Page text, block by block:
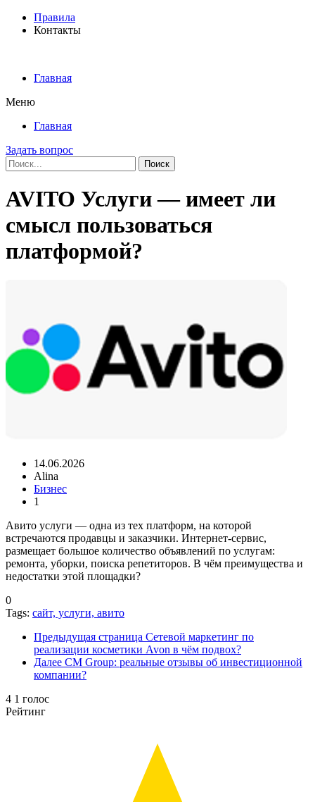
Правила
Контакты
Главная
Меню
Главная
Задать вопрос
Поиск
AVITO Услуги — имеет ли
смысл пользоваться
платформой?
14.06.2026
Alina
Бизнес
1
Авито услуги — одна из тех платформ, на которой
встречаются продавцы и заказчики. Интернет-сервис,
размещает большое количество объявлений по услугам:
ремонта, уборки, поиска репетиторов. В чём преимущества и
недостатки этой площадки?
0
Tags: сайт, услуги, авито
Предыдущая страница Сетевой маркетинг по
реализации косметики Avon в чём подвох?
Далее CM Group: реальные отзывы об инвестиционной
компании?
4 1 голос
Рейтинг